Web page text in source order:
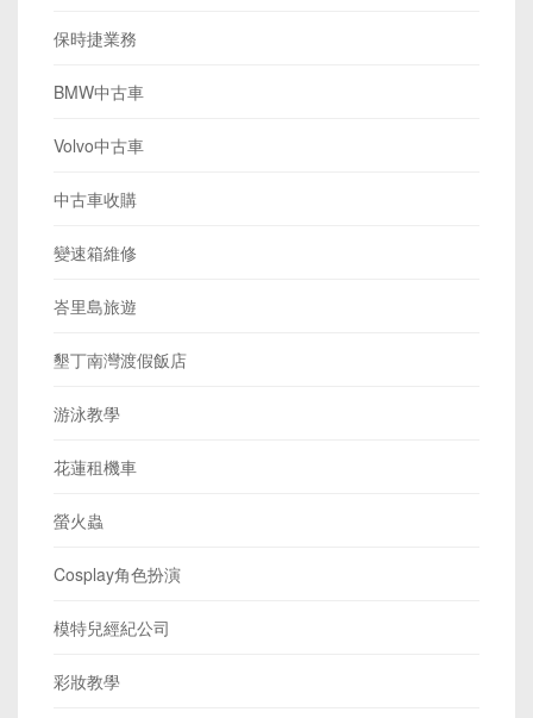
保時捷業務
BMW中古車
Volvo中古車
中古車收購
變速箱維修
峇里島旅遊
墾丁南灣渡假飯店
游泳教學
花蓮租機車
螢火蟲
Cosplay角色扮演
模特兒經紀公司
彩妝教學